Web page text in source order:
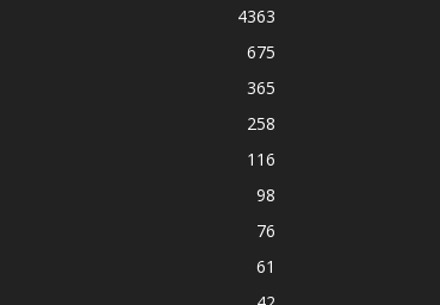
4363
675
365
258
116
98
76
61